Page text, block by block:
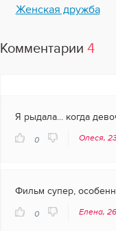
Женская дружба
Комментарии 4
Я рыдала... когда
0 Олеся,
Фильм супер,
0 Елена, 26